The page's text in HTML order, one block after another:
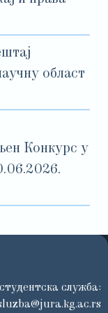
област
Конкурс у
студентска служба: